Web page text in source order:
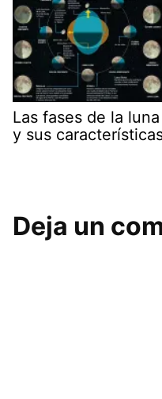
Las fases de la luna
y sus
Deja un